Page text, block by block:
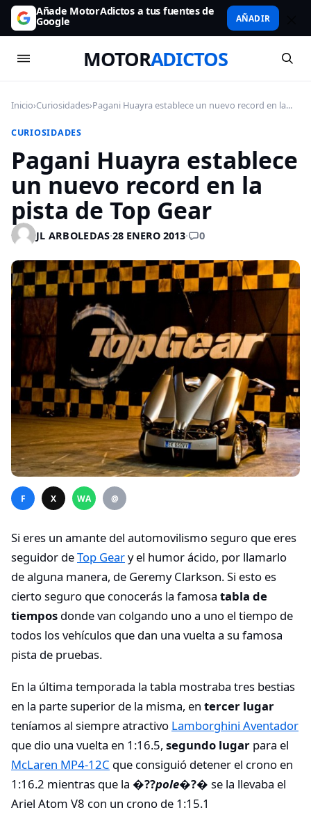
Añade MotorAdictos a tus fuentes de
Google AÑADIR
MOTORADICTOS
Inicio›Curiosidades›Pagani Huayra establece un nuevo record en la...
CURIOSIDADES
Pagani Huayra establece
un nuevo record en la
pista de Top Gear
JL ARBOLEDAS·28 ENERO 2013· 0
F X WA @
Si eres un amante del automovilismo seguro que eres
seguidor deTop Geary el humor ácido, por llamarlo
de alguna manera, de Geremy Clarkson. Si esto es
cierto seguro que conocerás la famosa tabla de
tiempos donde van colgando uno a uno el tiempo de
todos los vehículos que dan una vuelta a su famosa
pista de pruebas.
En la última temporada la tabla mostraba tres bestias
en la parte superior de la misma, en tercer lugar
teníamos al siempre atractivo Lamborghini Aventador
que dio una vuelta en 1:16.5, segundo lugar para el
McLaren MP4-12C que consiguió detener el crono en
1:16.2 mientras que la �??pole�?� se la llevaba el
Ariel Atom V8 con un crono de 1:15.1